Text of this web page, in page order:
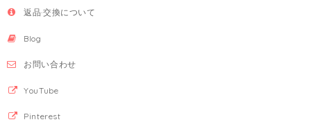
返品·交換について
Blog
お問い合わせ
YouTube
Pinterest